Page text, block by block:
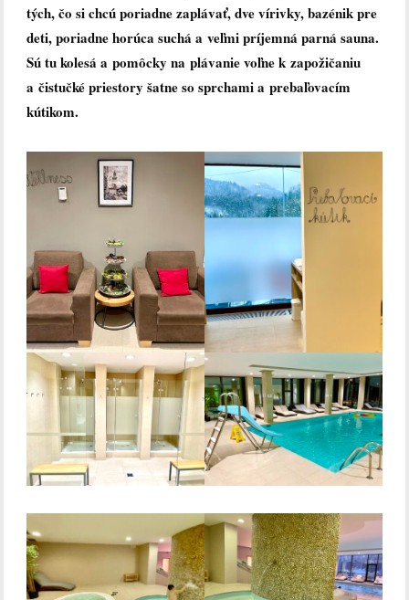
tých, čo si chcú poriadne zaplávať, dve vírivky, bazénik pre
deti, poriadne horúca suchá a veľmi príjemná parná sauna.
Sú tukolesá a pomôcky na plávanie voľne k zapožičaniu
a čistučké priestory šatne so sprchami a prebaľovacím
kútikom.